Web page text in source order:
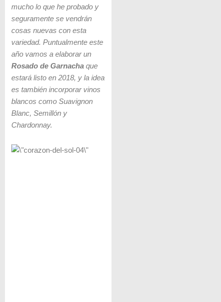
mucho lo que he probado y
seguramente se vendrán
cosas nuevas con esta
variedad. Puntualmente este
año vamos a elaborar un
Rosado de Garnachaque
estará listo en 2018, y la idea
es también incorporar vinos
blancos como Suavignon
Blanc, Semillón y
Chardonnay.